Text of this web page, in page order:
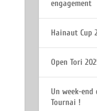
engagement
Hainaut Cup
Open Tori
Un week-
Tournai !